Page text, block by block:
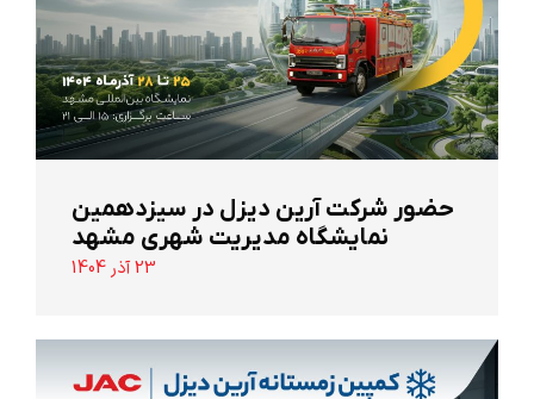
حضور شرکت آرین ‌دیزل در سیزدهمین
نمایشگاه مدیریت شهری مشهد
23 آذر 1404